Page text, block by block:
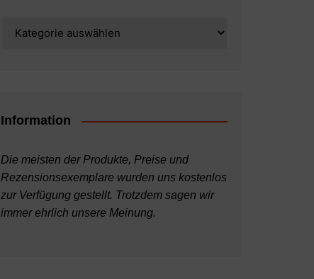
Information
Die meisten der Produkte, Preise und
Rezensionsexemplare wurden uns kostenlos
zur Verfügung gestellt. Trotzdem sagen wir
immer ehrlich unsere Meinung.